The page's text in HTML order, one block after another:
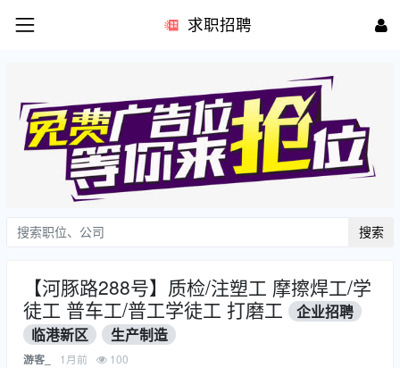
求职招聘
搜索
【河豚路288号】质检/注塑工 摩擦焊工/学
徒工 普车工/普工学徒工 打磨工
企业招聘
临港新区
生产制造
游客_ 1月前 100